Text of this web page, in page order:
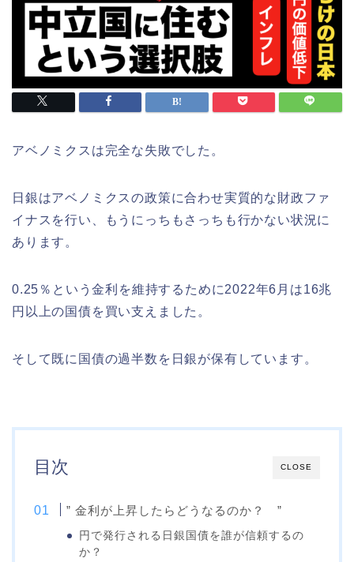
アベノミクスは完全な失敗でした。
日銀はアベノミクスの政策に合わせ実質的な財政ファ
イナスを行い、もうにっちもさっちも行かない状況に
あります。
0.25％という金利を維持するために2022年6月は16兆
円以上の国債を買い支えました。
そして既に国債の過半数を日銀が保有しています。
CLOSE
目次
” 金利が上昇したらどうなるのか？ ”
円で発行される日銀国債を誰が信頼するの
か？